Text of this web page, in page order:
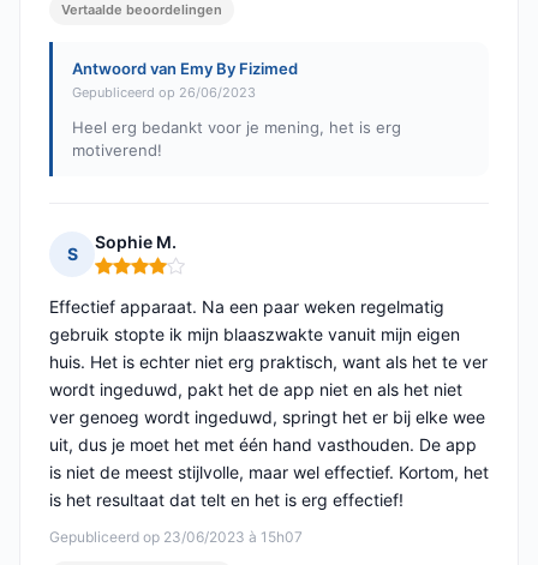
Vertaalde beoordelingen
Antwoord van Emy By Fizimed
Gepubliceerd op 26/06/2023
Heel erg bedankt voor je mening, het is erg
motiverend!
S
Sophie M.
Opmerking: 4 van 5
Gepubliceerd op 23/06/2023 à 15h07
Effectief apparaat. Na een paar weken regelmatig
gebruik stopte ik mijn blaaszwakte vanuit mijn eigen
huis. Het is echter niet erg praktisch, want als het te ver
wordt ingeduwd, pakt het de app niet en als het niet
ver genoeg wordt ingeduwd, springt het er bij elke wee
uit, dus je moet het met één hand vasthouden. De app
is niet de meest stijlvolle, maar wel effectief. Kortom, het
is het resultaat dat telt en het is erg effectief!